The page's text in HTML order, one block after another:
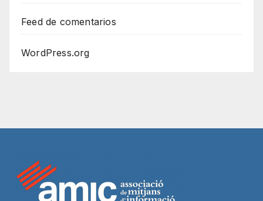
Feed de comentarios
WordPress.org